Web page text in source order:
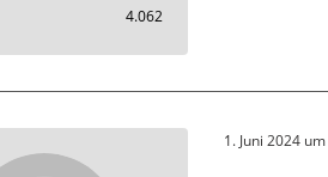
4.062
1. Juni 2024